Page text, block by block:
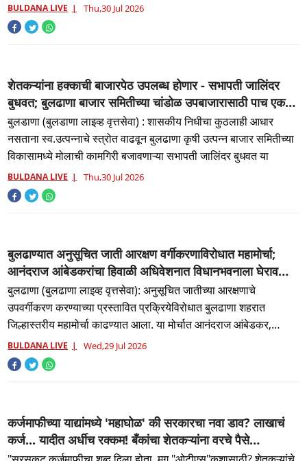
BULDANA LIVE Thu,30 Jul 2026
शेतकऱ्यांना हक्काची बाजारपेठ उपलब्ध होणार - सभापती जालिंदर
बुधवत; बुलढाणा बाजार समितीच्या चांडोळ उपबाजारासाठी पाच एकर
जागा मंजूर; शेतकरी हितासाठी महत्त्वाचे पाऊल , जालिंदर बुधवतांचा
पाठपुरावा यशस्वी
बुलडाणा (बुलडाणा लाइव्ह वृत्तसेवा) : शासकीय निधीचा कुठलाही आधार
नसताना स्व.उत्पन्नाचे स्त्रोत वाढवून बुलढाणा कृषी उत्पन्न बाजार समितीच्या
विकासामध्ये मोलाची कामगिरी बजावणाऱ्या सभापती जालिंदर बुधवत या
BULDANA LIVE Thu,30 Jul 2026
बुलढाण्यात अनुसूचित जाती आरक्षण वर्गीकरणाविरोधात महामोर्चा;
आनंदराज आंबेडकरांचा हिवाळी अधिवेशनात विधानभवनाला घेराव
घालण्याचा इशारा...
बुलढाणा (बुलढाणा लाइव्ह वृत्तसेवा): अनुसूचित जातीच्या आरक्षणाचे
उपवर्गीकरण करण्याच्या प्रस्तावित प्रक्रियेविरोधात बुलढाणा शहरात
जिल्हास्तरीय महामोर्चा काढण्यात आला. या मोर्चात आनंदराज आंबेडकर,
चंद्रक
BULDANA LIVE Wed,29 Jul 2026
कर्जमाफीच्या याद्यांमध्ये 'महाघोळ' की सरकारचा नवा डाव? लाखाचं
कर्ज... यादीत अर्धीच रक्कम! बँकांचा शेतकऱ्यांना वरचे पैसे
भरण्यासाठी तगादा; संतप्त रविकांत तुपकरांचा सरकारला निर्वाणीचा